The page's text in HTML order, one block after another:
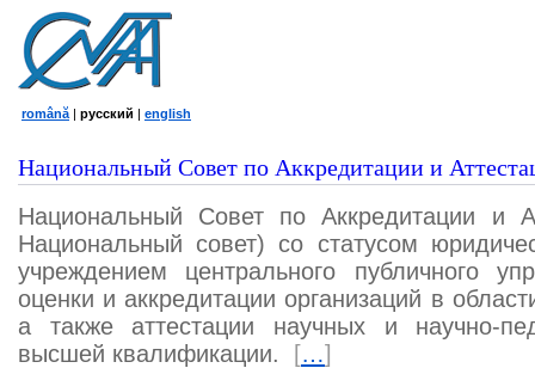
română | русский | english
Национальный Совет по Аккредитации и
Национальный Совет по Аккредитации и
Национальный совет) со статусом
учреждением центрального публичного
оценки и аккредитации организаций в
а также аттестации научных и научно-
высшей квалификации.
[…]